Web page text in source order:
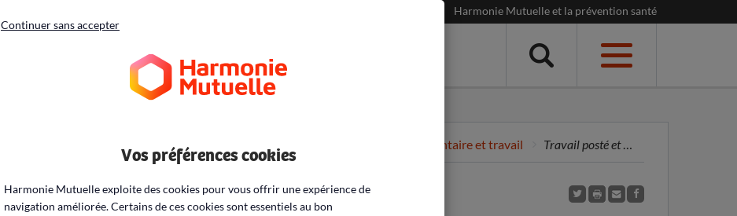
Harmonie Mutuelle et la prévention santé
Menu
Alimentation & Recettes Equilibre alimentaire et travail Travail posté et alimentation
Vos préférences cookies
Harmonie Mutuelle exploite des cookies pour vous offrir une expérience de
navigation améliorée. Certains de ces cookies sont essentiels au bon
Continuer sans accepter